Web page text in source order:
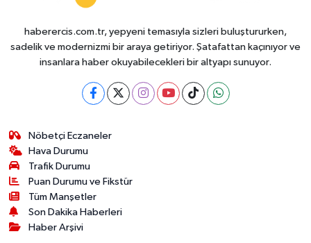
haberercis.com.tr, yepyeni temasıyla sizleri buluştururken,
sadelik ve modernizmi bir araya getiriyor. Şatafattan kaçınıyor ve
insanlara haber okuyabilecekleri bir altyapı sunuyor.
Nöbetçi Eczaneler
Hava Durumu
Trafik Durumu
Puan Durumu ve Fikstür
Tüm Manşetler
Son Dakika Haberleri
Haber Arşivi